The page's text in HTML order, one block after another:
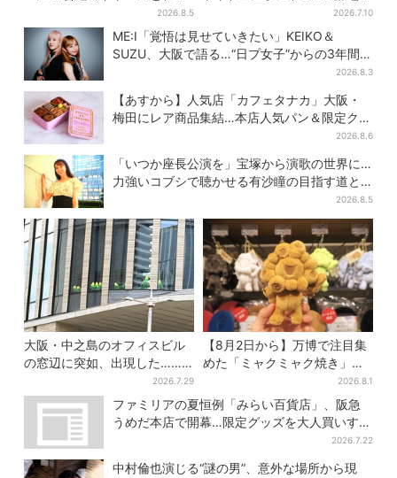
が違う？コーヒーは約2倍の
600円
2026.8.5
新店続々…再開発も予定2026.7.10
ME:I「覚悟は見せていきたい」KEIKO＆
SUZU、大阪で語る…“日プ女子”からの3年間
2026.8.3
【あすから】人気店「カフェタナカ」大阪・
梅田にレア商品集結…本店人気パン＆限定クッ
2026.8.6
「いつか座長公演を」宝塚から演歌の世界に…
力強いコブシで聴かせる有沙瞳の目指す道と
2026.8.5
大阪・中之島のオフィスビル
の窓辺に突如、出現した……
巨大インコ「何かいる」「朝
からビビった」、その正体と
は？
2026.7.29
【8月2日から】万博で注目集
めた「ミャクミャク焼き」初
グッズ化！大阪・梅田だけの
新商品が登場
2026.8.1
ファミリアの夏恒例「みらい百貨店」、阪急
うめだ本店で開幕…限定グッズを大人買いする
2026.7.22
中村倫也演じる“謎の男”、意外な場所から現